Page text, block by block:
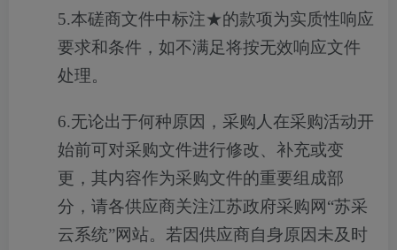
5.本磋商文件中标注★的款项为实质性响应
要求和条件，如不满足将按无效响应文件
处理。
6.无论出于何种原因，采购人在采购活动开
始前可对采购文件进行修改、补充或变
更，其内容作为采购文件的重要组成部
分，请各供应商关注江苏政府采购网“苏采
云系统”网站。若因供应商自身原因未及时